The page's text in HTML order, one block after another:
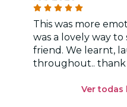
This was more
was a lovely way
friend. We learnt,
throughout.. thank
Ver todas